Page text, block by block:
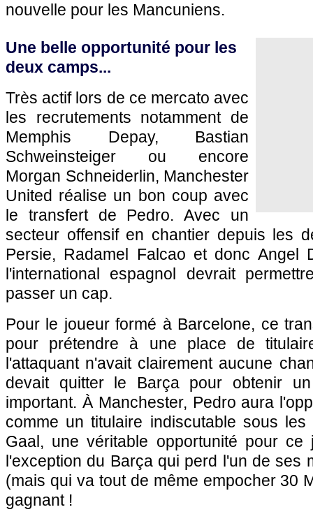
nouvelle pour les Mancuniens.
Une belle opportunité pour les
deux camps...
Très actif lors de ce mercato avec
les recrutements notamment de
Memphis Depay, Bastian
Schweinsteiger ou encore
Morgan Schneiderlin, Manchester
United réalise un bon coup avec
le transfert de Pedro. Avec un
secteur offensif en chantier depuis les
Persie, Radamel Falcao et donc Angel
l'international espagnol devrait
passer un cap.
Pour le joueur formé à Barcelone, ce
pour prétendre à une place de
l'attaquant n'avait clairement aucune
devait quitter le Barça pour obtenir
important. À Manchester, Pedro aura
comme un titulaire indiscutable sous
Gaal, une véritable opportunité pour
l'exception du Barça qui perd l'un de ses
(mais qui va tout de même empocher 30
gagnant !